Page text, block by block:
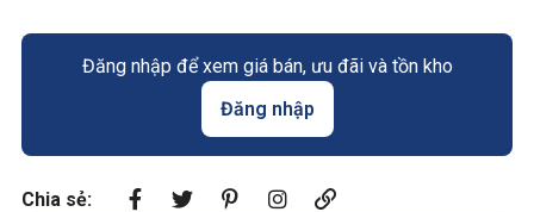
Đăng nhập để xem giá bán, ưu đãi và tồn kho
Đăng nhập
Chia sẻ: